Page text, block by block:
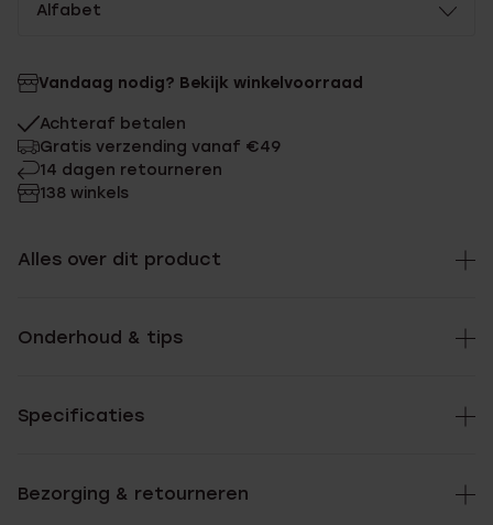
Alfabet
Vandaag nodig? Bekijk winkelvoorraad
Achteraf betalen
Gratis verzending vanaf €49
14 dagen retourneren
138 winkels
Alles over dit product
Onderhoud & tips
Specificaties
Bezorging & retourneren